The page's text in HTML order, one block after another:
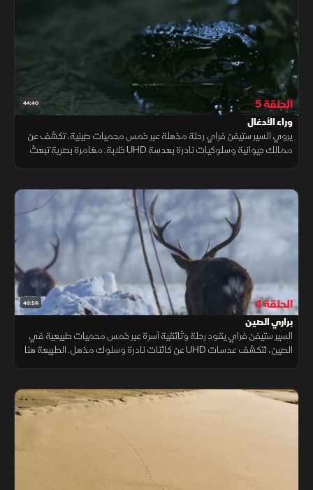
44:40 الحلقة 5
وراء الأدغال
يروي السير ستيفن فراي رحلة مذهلة عبر خمس محميات صينية، تكشف عن
ممالك حيوانية وسلوكيات نادرة بعدسة UHD خلابة. مغامرة بصرية تبعث
43:59 الحلقة 4
براري الصين
السير ستيفن فراي يقود رحلة وثائقية آسرة عبر خمس محميات طبيعية في
الصين، لتكشف عدسات UHD عن كائنات نادرة وسلوك مذهل. الطبيعة هنا